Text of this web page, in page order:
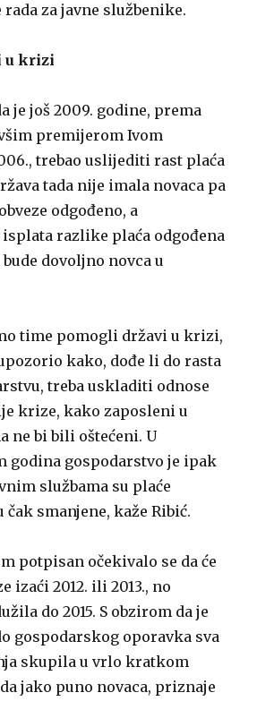
za javne službenike.
u krizi
je još 2009. godine, prema
premijerom Ivom
trebao uslijediti rast plaća
tada nije imala novaca pa
odgođeno, a
razlike plaća odgođena
dovoljno novca u
time pomogli državi u krizi,
kako, dođe li do rasta
treba uskladiti odnose
krize, kako zaposleni u
ne bi bili oštećeni. U
godina gospodarstvo je ipak
službama su plaće
smanjene, kaže Ribić.
potpisan očekivalo se da će
izaći 2012. ili 2013., no
do 2015. S obzirom da je
gospodarskog oporavka sva
skupila u vrlo kratkom
jako puno novaca, priznaje